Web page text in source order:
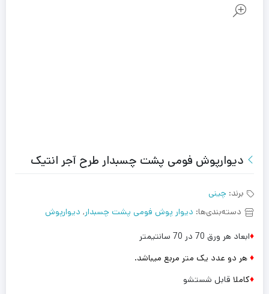
دیوارپوش فومی پشت چسبدار طرح آجر انتیک
برند: چینی
دسته‌بندی‌ها: دیوار پوش فومی پشت چسبدار, دیوارپوش
♦ابعاد هر ورق 70 در 70 سانتیمتر
♦ هر دو عدد یک متر مربع میباشد.
♦کاملا قابل شستشو